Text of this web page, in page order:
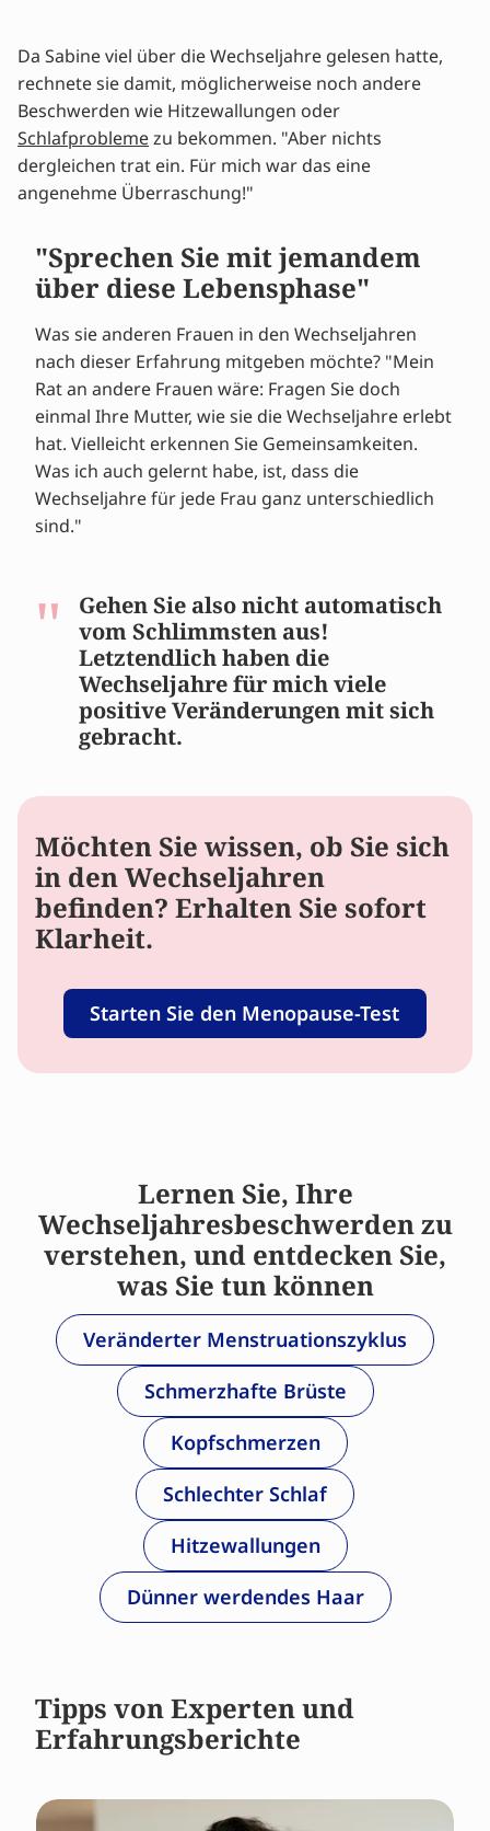
Da Sabine viel über die Wechseljahre gelesen hatte,
rechnete sie damit, möglicherweise noch andere
Beschwerden wie Hitzewallungen oder
Schlafproblemezu bekommen. "Aber nichts
dergleichen trat ein. Für mich war das eine
angenehme Überraschung!"
"Sprechen Sie mit jemandem
über diese Lebensphase"
Was sie anderen Frauen in den Wechseljahren
nach dieser Erfahrung mitgeben möchte? "Mein
Rat an andere Frauen wäre: Fragen Sie doch
einmal Ihre Mutter, wie sie die Wechseljahre erlebt
hat. Vielleicht erkennen Sie Gemeinsamkeiten.
Was ich auch gelernt habe, ist, dass die
Wechseljahre für jede Frau ganz unterschiedlich
sind."
Gehen Sie also nicht automatisch
vom Schlimmsten aus!
Letztendlich haben die
Wechseljahre für mich viele
positive Veränderungen mit sich
gebracht.
Möchten Sie wissen, ob Sie sich
in den Wechseljahren
befinden? Erhalten Sie sofort
Klarheit.
Starten Sie den Menopause-Test
Lernen Sie, Ihre
Wechseljahresbeschwerden zu
verstehen, und entdecken Sie,
was Sie tun können
Veränderter Menstruationszyklus
Schmerzhafte Brüste
Kopfschmerzen
Schlechter Schlaf
Hitzewallungen
Dünner werdendes Haar
Tipps von Experten und
Erfahrungsberichte